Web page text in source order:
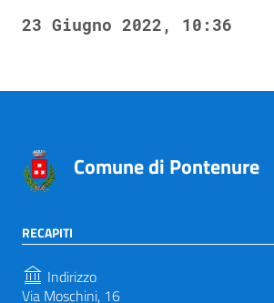
23 Giugno 2022, 10:36
Comune di Pontenure
RECAPITI
Indirizzo
Via Moschini, 16